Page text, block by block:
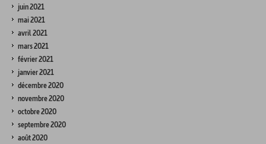
juin 2021
mai 2021
avril 2021
mars 2021
février 2021
janvier 2021
décembre 2020
novembre 2020
octobre 2020
septembre 2020
août 2020